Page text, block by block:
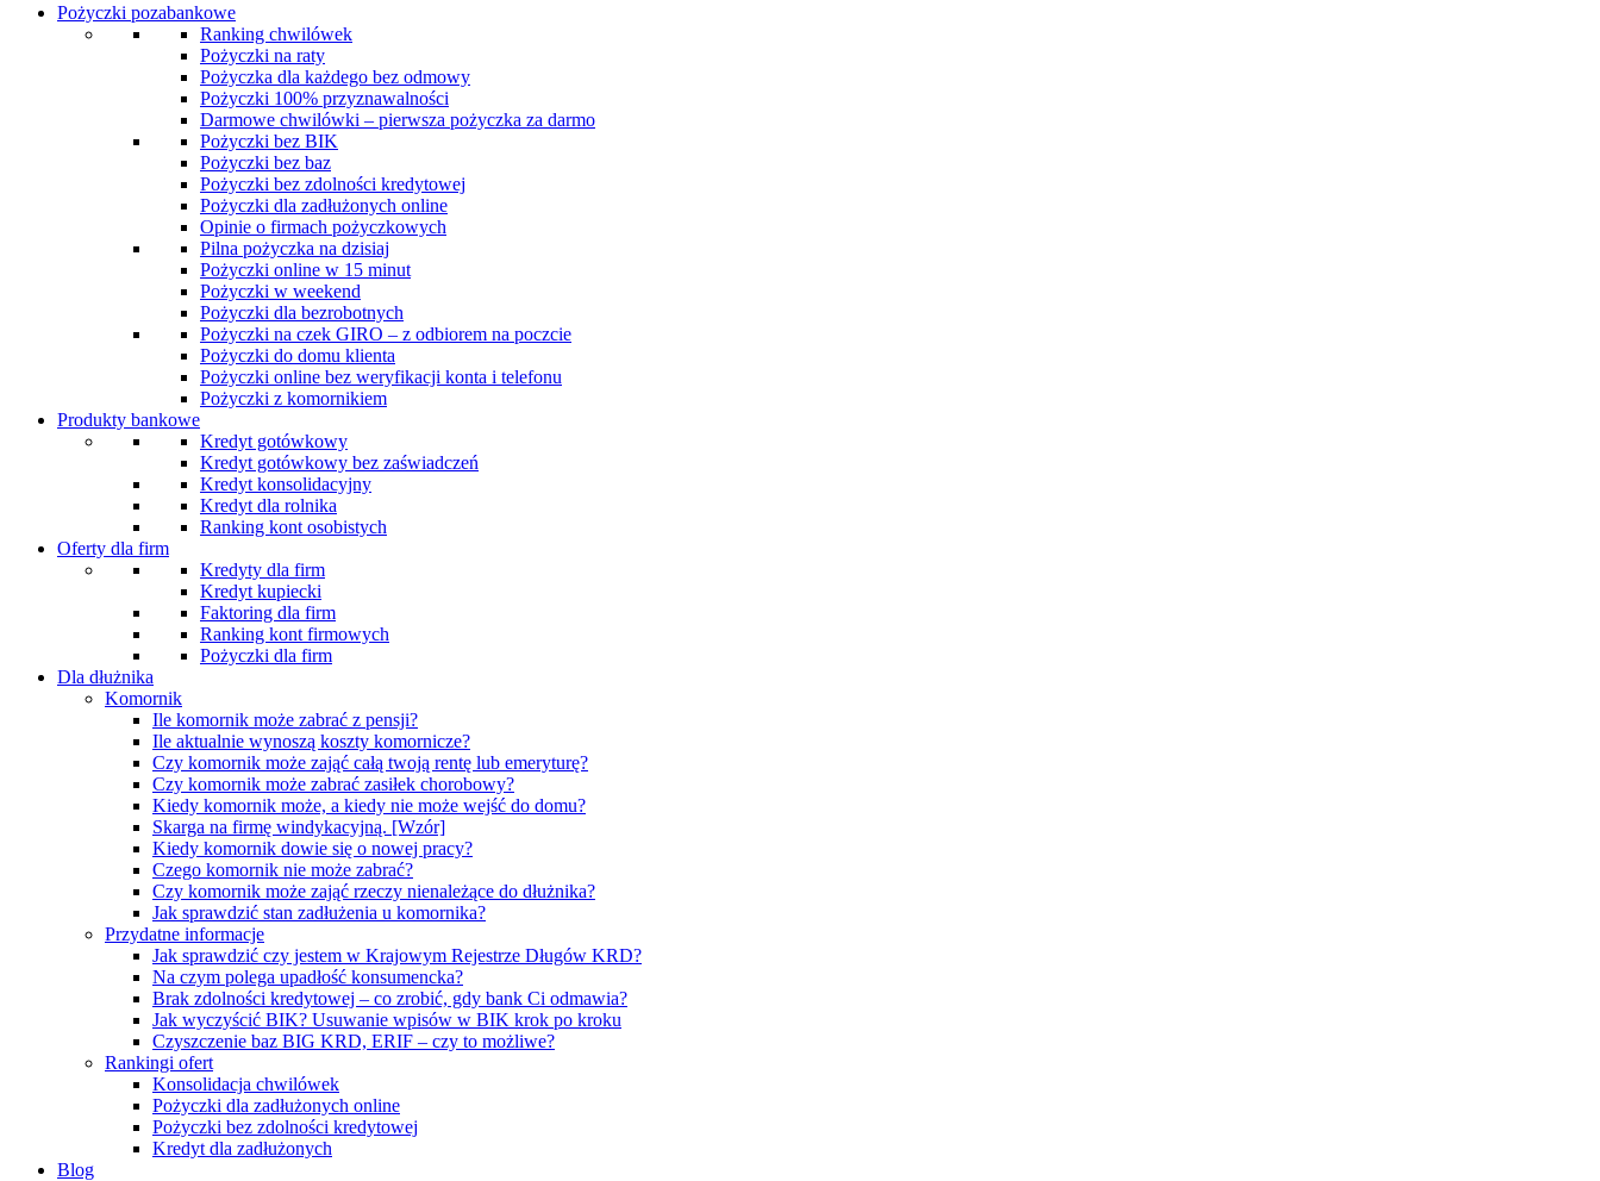
Pożyczki pozabankowe
Ranking chwilówek
Pożyczki na raty
Pożyczka dla każdego bez odmowy
Pożyczki 100% przyznawalności
Darmowe chwilówki – pierwsza pożyczka za darmo
Pożyczki bez BIK
Pożyczki bez baz
Pożyczki bez zdolności kredytowej
Pożyczki dla zadłużonych online
Opinie o firmach pożyczkowych
Pilna pożyczka na dzisiaj
Pożyczki online w 15 minut
Pożyczki w weekend
Pożyczki dla bezrobotnych
Pożyczki na czek GIRO – z odbiorem na poczcie
Pożyczki do domu klienta
Pożyczki online bez weryfikacji konta i telefonu
Pożyczki z komornikiem
Produkty bankowe
Kredyt gotówkowy
Kredyt gotówkowy bez zaświadczeń
Kredyt konsolidacyjny
Kredyt dla rolnika
Ranking kont osobistych
Oferty dla firm
Kredyty dla firm
Kredyt kupiecki
Faktoring dla firm
Ranking kont firmowych
Pożyczki dla firm
Dla dłużnika
Komornik
Ile komornik może zabrać z pensji?
Ile aktualnie wynoszą koszty komornicze?
Czy komornik może zająć całą twoją rentę lub emeryturę?
Czy komornik może zabrać zasiłek chorobowy?
Kiedy komornik może, a kiedy nie może wejść do domu?
Skarga na firmę windykacyjną. [Wzór]
Kiedy komornik dowie się o nowej pracy?
Czego komornik nie może zabrać?
Czy komornik może zająć rzeczy nienależące do dłużnika?
Jak sprawdzić stan zadłużenia u komornika?
Przydatne informacje
Jak sprawdzić czy jestem w Krajowym Rejestrze Długów KRD?
Na czym polega upadłość konsumencka?
Brak zdolności kredytowej – co zrobić, gdy bank Ci odmawia?
Jak wyczyścić BIK? Usuwanie wpisów w BIK krok po kroku
Czyszczenie baz BIG KRD, ERIF – czy to możliwe?
Rankingi ofert
Konsolidacja chwilówek
Pożyczki dla zadłużonych online
Pożyczki bez zdolności kredytowej
Kredyt dla zadłużonych
Blog